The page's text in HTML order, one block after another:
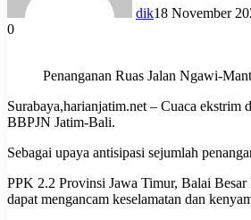
dik18 November
0
Penanganan Ruas Jalan Ngawi-
Surabaya,harianjatim.net – Cuaca
BBPJN Jatim-Bali.
Sebagai upaya antisipasi sejumlah
PPK 2.2 Provinsi Jawa Timur, Balai
dapat mengancam keselamatan dan